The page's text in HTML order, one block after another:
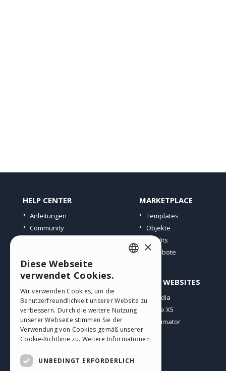
HELP CENTER
Anleitungen
Community
MARKETPLACE
Templates
Objekte
Credits
Angebote
PROFIL
Meine Beiträge
Meine Lizenz
Download
Webhosting
ANDERE WEBSITES
Incomedia
WebSite X5
WebAnimator
GERMAN
SPANISH
PORTUGUESE
×
Diese Webseite
verwendet Cookies.
Wir verwenden Cookies, um die
Benutzerfreundlichkeit unserer Website zu
verbessern. Durch die weitere Nutzung
unserer Webseite stimmen Sie der
Verwendung von Cookies gemäß unserer
Cookie-Richtlinie zu. Weitere Informationen
UNBEDINGT ERFORDERLICH